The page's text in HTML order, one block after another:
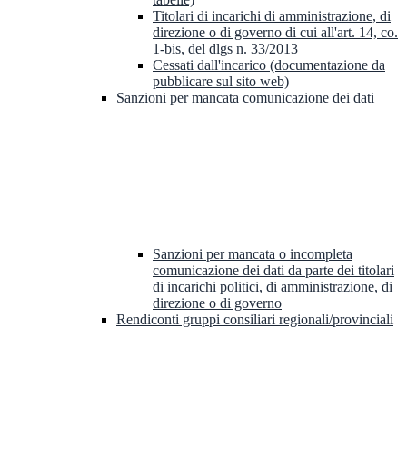
Titolari di incarichi di amministrazione, di
direzione o di governo di cui all'art. 14, co.
1-bis, del dlgs n. 33/2013
Cessati dall'incarico (documentazione da
pubblicare sul sito web)
Sanzioni per mancata comunicazione dei dati
Sanzioni per mancata o incompleta
comunicazione dei dati da parte dei titolari
di incarichi politici, di amministrazione, di
direzione o di governo
Rendiconti gruppi consiliari regionali/provinciali